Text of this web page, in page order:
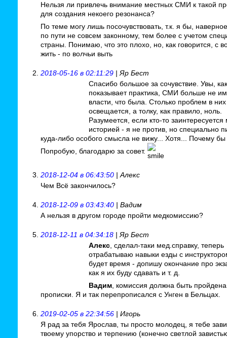
Нельзя ли привлечь внимание местных СМИ к такой
для создания некоего резонанса?
По теме могу лишь посочувствовать, т.к. я бы,
по пути не совсем законному, тем более с учетом
страны. Понимаю, что это плохо, но, как говорится, с
жить - по волчьи выть
2018-05-16 в 02:11:29 | Яр Бест
Спасибо большое за сочувствие. Увы, как
показывает практика, СМИ больше не
власти, что была. Столько проблем в них
освещается, а толку, как правило, ноль.
Разумеется, если кто-то
историей - я не против, но специально
куда-либо особого смысла не вижу... Хотя... Почему бы
Попробую, благодарю за совет.
2018-12-04 в 06:43:50 | Алекс
Чем Всё закончилось?
2018-12-09 в 03:43:40 | Вадим
А нельзя в другом городе пройти медкомиссию?
2018-12-11 в 04:34:18 | Яр Бест
Алекс , сделал-таки мед.справку, теперь
отрабатываю навыки езды с
будет время - допишу окончание про
как я их буду сдавать и т. д.
Вадим , комиссия должна быть
прописки. Я и так перепрописался с Унген в Бельцах.
2019-02-05 в 22:34:56 | Игорь
Я рад за тебя Ярослав, ты просто молодец, я тебе
твоему упорство и терпению (конечно светлой